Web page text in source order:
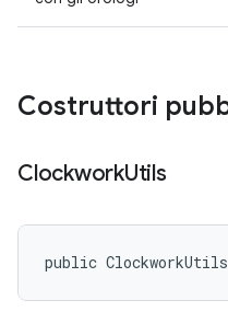
Costruttori
ClockworkUtils
public